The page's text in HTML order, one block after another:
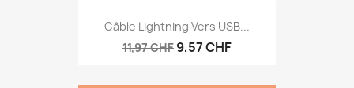
Câble Lightning Vers USB...
11,97 CHF 9,57 CHF